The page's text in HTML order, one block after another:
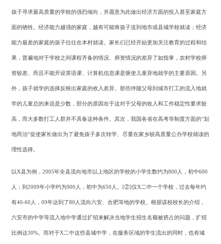
孩子寻求最高质量的学校的强烈倾向，并愿意为此做出经济方面的投入甚至家庭方
面的牺牲。经济能力越强的家庭，越有可能将孩子送到地市或县城学校就读；经济
能力最差的家庭的孩子往往在本村就读。家长们已经开始更加关注教育的过程和结
果，普遍地对于学校之间课程齐备的情况、师资情况的差异了如指掌，农村学校师
资较差、而且不能开设英语课、计算机信息课是驱使儿童异地就学的主要原因。另
外，孩子就学的选择反映出家庭的收入差异。那些伴随父母到城市打工的流入地就
学的儿童总的来说是少数，部分的原因在于这对于父母的收入和工作稳定性要求较
高，而大多数打工人群并不具备这种条件。其次，我国各省在高考等制度方面的“划
地而治”促使家长做出为了避免孩子多次转学、尽量在家乡较高质量公办学校就读的
理性选择。
以X县为例， 2005年全县流向地市以上地区的学校的小学生数约为800 人，初中600
人；到2009年小学约为900 人，初中为650 人。 [②]仅X二中一个学校，过去每年约
有40-60 人， 09年达到了80 人流向六安、合肥等地的学校。根据该校校长的介绍，
六安市的中学等流入地中学通过扩招来解决当地学生招生名额被挤占的问题，扩招
比例达30% 。而对于X二中这些县城中学，在服务区域的学生流出的同时，也有城